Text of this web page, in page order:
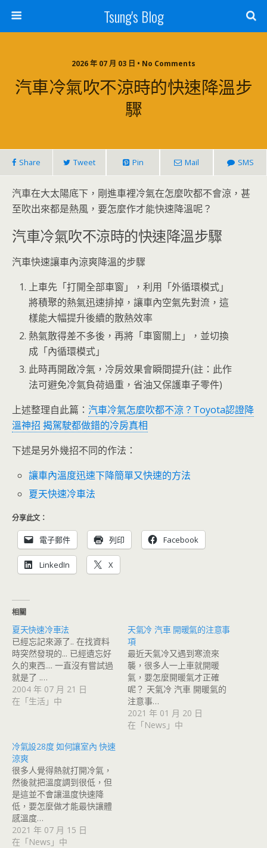
Tsung's Blog
2026 年 07 月 03 日 • No Comments
汽車冷氣吹不涼時的快速降溫步
驟
Share Tweet Pin Mail SMS
汽車在大太陽底下，剛進車裡冷氣在怎麼吹都不會涼，甚
至吹出來都是熱風，要怎麼作才能快速降溫呢？
汽車冷氣吹不涼時的快速降溫步驟
汽車快速讓車內涼爽降溫的步驟
上車先「打開全部車窗」，利用「外循環模式」
將積聚的熱氣迅速排掉，讓車內空氣先對流，這
樣能大幅提升後續的散熱效率
熱氣散得差不多後，再將「車窗關上」，並切換
成「內循環模式」
此時再開啟冷氣，冷房效果會瞬間提升(註：此作
法可避免冷氣負荷過重，省油又保護車子零件)
上述整理自此篇： 汽車冷氣怎麼吹都不涼？Toyota認證降
溫神招 揭駕駛都做錯的冷房真相
下述是另外幾招不同的作法：
讓車內溫度迅速下降簡單又快速的方法
夏天快速冷車法
分享此文：
電子郵件 列印 Facebook
LinkedIn X
相關
夏天快速冷車法
已經忘記來源了.. 在找資料
時突然發現的... 已經遺忘好
久的東西.... 一直沒有嘗試過
就是了 .…
2004 年 07 月 21 日
在「生活」中
天氣冷 汽車 開暖氣的注意事
項
最近天氣冷又遇到寒流來
襲，很多人一上車就開暖
氣，要怎麼開暖氣才正確
呢？ 天氣冷 汽車 開暖氣的
注意事…
2021 年 01 月 20 日
在「News」中
冷氣設28度 如何讓室內 快速
涼爽
很多人覺得熱就打開冷氣，
然後就把溫度調到很低，但
是這並不會讓溫度快速降
低，要怎麼做才能最快讓體
感溫度…
2021 年 07 月 15 日
在「News」中